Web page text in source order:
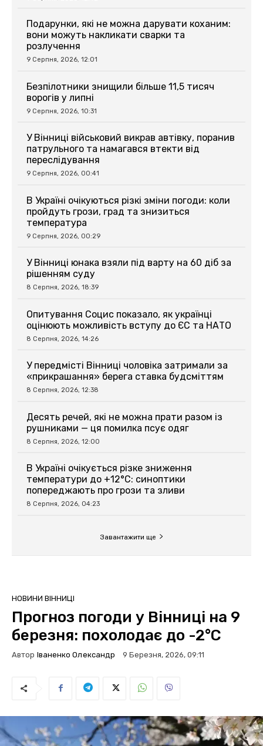
Подарунки, які не можна дарувати коханим:
вони можуть накликати сварки та
розлучення
9 Серпня, 2026, 12:01
Безпілотники знищили більше 11,5 тисяч
ворогів у липні
9 Серпня, 2026, 10:31
У Вінниці військовий викрав автівку, поранив
патрульного та намагався втекти від
переслідування
9 Серпня, 2026, 00:41
В Україні очікуються різкі зміни погоди: коли
пройдуть грози, град та знизиться
температура
9 Серпня, 2026, 00:29
У Вінниці юнака взяли під варту на 60 діб за
рішенням суду
8 Серпня, 2026, 18:39
Опитування Социс показало, як українці
оцінюють можливість вступу до ЄС та НАТО
8 Серпня, 2026, 14:26
У передмісті Вінниці чоловіка затримали за
«прикрашання» берега ставка будсміттям
8 Серпня, 2026, 12:38
Десять речей, які не можна прати разом із
рушниками — ця помилка псує одяг
8 Серпня, 2026, 12:00
В Україні очікується різке зниження
температури до +12°C: синоптики
попереджають про грози та зливи
8 Серпня, 2026, 04:23
Завантажити ще